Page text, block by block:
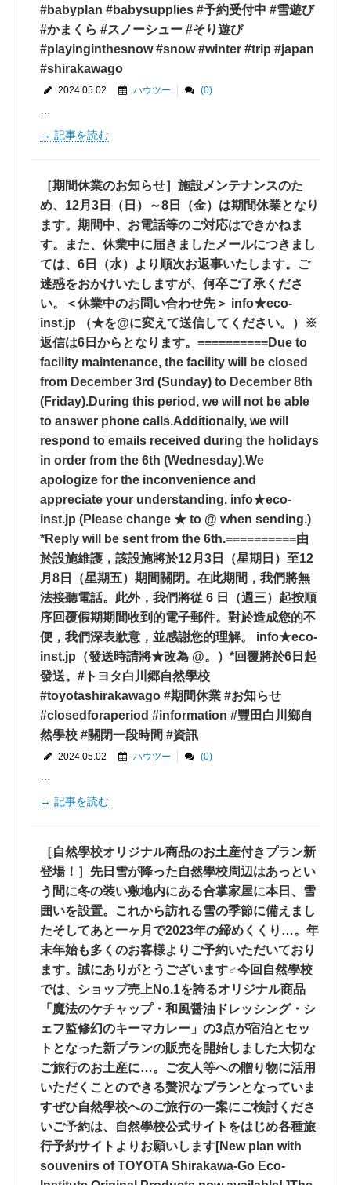
#babyplan #babysupplies #予約受付中 #雪遊び
#かまくら #スノーシュー #そり遊び
#playinginthesnow #snow #winter #trip #japan
#shirakawago
2024.05.02 ハウツー (0)
記事を読む
［期間休業のお知らせ］施設メンテナンスのた
め、12月3日（日）～8日（金）は期間休業となり
ます。期間中、お電話等のご対応はできかねま
す。また、休業中に届きましたメールにつきまし
ては、6日（水）より順次お返事いたします。ご
迷惑をおかけいたしますが、何卒ご了承くださ
い。＜休業中のお問い合わせ先＞ info★eco-
inst.jp （★を@に変えて送信してください。）※
返信は6日からとなります。==========Due to
facility maintenance, the facility will be closed
from December 3rd (Sunday) to December 8th
(Friday).During this period, we will not be able
to answer phone calls.Additionally, we will
respond to emails received during the holidays
in order from the 6th (Wednesday).We
apologize for the inconvenience and
appreciate your understanding. info★eco-
inst.jp (Please change ★ to @ when sending.)
*Reply will be sent from the 6th.==========由
於設施維護，該設施將於12月3日（星期日）至12
月8日（星期五）期間關閉。在此期間，我們將無
法接聽電話。此外，我們將從 6 日（週三）起按順
序回覆假期期間收到的電子郵件。對於造成您的不
便，我們深表歉意，並感謝您的理解。 info★eco-
inst.jp（發送時請將★改為 @。）*回覆將於6日起
發送。#トヨタ白川郷自然學校
#toyotashirakawago #期間休業 #お知らせ
#closedforaperiod #information #豐田白川鄉自
然學校 #關閉一段時間 #資訊
2024.05.02 ハウツー (0)
記事を読む
［自然學校オリジナル商品のお土産付きプラン新
登場！］先日雪が降った自然學校周辺はあっとい
う間に冬の装い敷地内にある合掌家屋に本日、雪
囲いを設置。これから訪れる雪の季節に備えまし
たそしてあと一ヶ月で2023年の締めくくり…。年
末年始も多くのお客様よりご予約いただいており
ます。誠にありがとうございます‍♂️今回自然學校
では、ショップ売上No.1を誇るオリジナル商品
「魔法のケチャップ・和風醤油ドレッシング・シ
ェフ監修幻のキーマカレー」の3点が宿泊とセッ
トとなった新プランの販売を開始しました大切な
ご旅行のお土産に…。ご友人等への贈り物に活用
いただくことのできる贅沢なプランとなっていま
すぜひ自然學校へのご旅行の一案にご検討くださ
いご予約は、自然學校公式サイトをはじめ各種旅
行予約サイトよりお願いします[New plan with
souvenirs of TOYOTA Shirakawa-Go Eco-